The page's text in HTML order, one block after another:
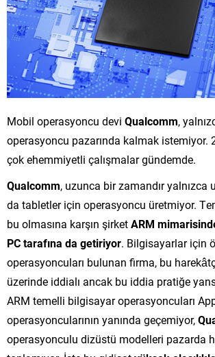
Mobil operasyoncu devi Qualcomm,
operasyoncu pazarında kalmak istemiyor.
çok ehemmiyetli çalışmalar gündemde.
Qualcomm, uzunca bir zamandır yalnızca
da tabletler için operasyoncu üretmiyor.
bu olmasına karşın şirketARM
PC tarafına da getiriyor. Bilgisayarlar için
operasyoncuları bulunan firma, bu
üzerinde iddialı ancak bu iddia pratiğe
ARM temelli bilgisayar operasyoncuları
operasyoncularının yanında geçemiyor,
operasyonculu dizüstü modelleri pazarda